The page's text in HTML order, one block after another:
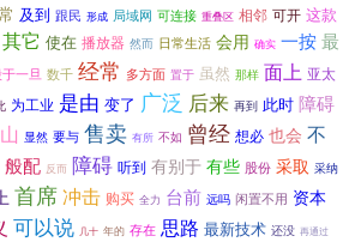
及到 跟民 形成 局域网 可连接 重叠区 相邻 可开 这款
其它 使在 播放器 然而 日常生活 会用 确实 一按最
一旦 数千 经常 多方面 置于 虽然 那样 面上 亚太
为工业 是由 变了 广泛 后来 再到 此时 障碍
显然 要与 售卖 有所 不如 曾经 想必 也会 不
般配 反而 障碍 听到 有别于 有些 股份 采取 采纳
首席冲击 购买 全力 台前 远吗 闲置不用 资本
可以说 几十 年的 存在 思路 最新技术 还没 再通过